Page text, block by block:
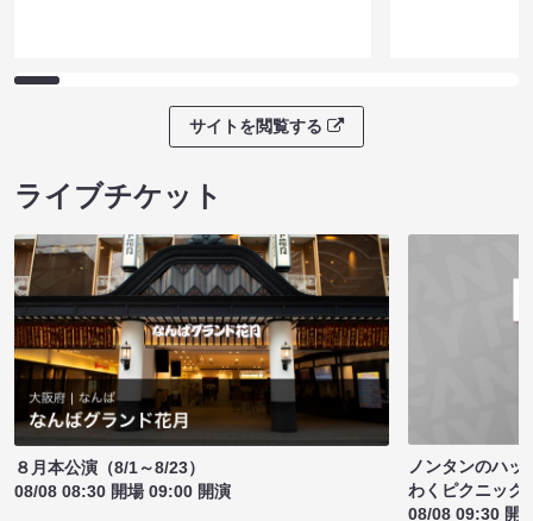
サイトを閲覧する
ライブチケット
８月本公演（8/1～8/23）
08/08 08:30 開場 09:00 開演
ノンタンのハッ
わくピクニック
08/08 09:30 開